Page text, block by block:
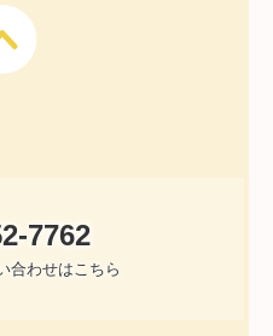
7762
合わせはこちら